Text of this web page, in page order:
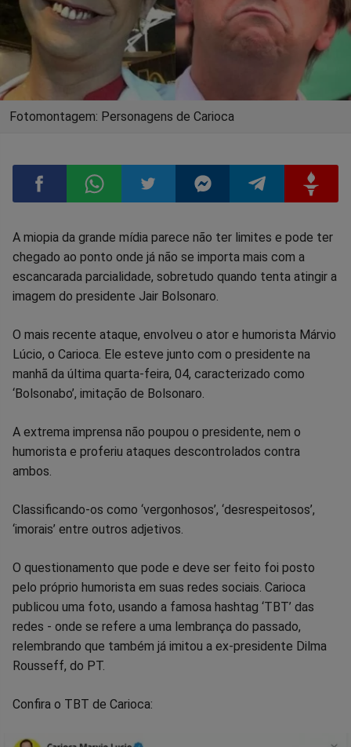
Fotomontagem: Personagens de Carioca
Compartilhar
no
Compartilhar
no
Compartilhar
no
Compartilhar
no
Compartilhar
no
no
A miopia da grande mídia parece não ter limites e pode ter
chegado ao ponto onde já não se importa mais com a
escancarada parcialidade, sobretudo quando tenta atingir a
imagem do presidente Jair Bolsonaro.
O mais recente ataque, envolveu o ator e humorista Márvio
Lúcio, o Carioca. Ele esteve junto com o presidente na
manhã da última quarta-feira, 04, caracterizado como
‘Bolsonabo’, imitação de Bolsonaro.
A extrema imprensa não poupou o presidente, nem o
humorista e proferiu ataques descontrolados contra
ambos.
Classificando-os como ‘vergonhosos’, ‘desrespeitosos’,
‘imorais’ entre outros adjetivos.
O questionamento que pode e deve ser feito foi posto
pelo próprio humorista em suas redes sociais. Carioca
publicou uma foto, usando a famosa hashtag ‘TBT’ das
redes - onde se refere a uma lembrança do passado,
relembrando que também já imitou a ex-presidente Dilma
Rousseff, do PT.
Confira o TBT de Carioca: